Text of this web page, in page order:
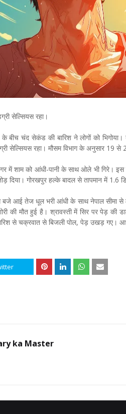
सेल्सियस रहा।
बीच चंद सेकंड की बारिश ने लोगों को
सेल्सियस रहा। मौसम विभाग के अनुसार 19
में शाम को आंधी-पानी के साथ ओले भी गिरे। इस
दिया। गोरखपुर हल्के बादल से तापमान में 1.6
बजे आई तेज धूल भरी आंधी के साथ नेपाल सीमा से
की मौत हुई है। श्रावस्ती में सिर पर पेड़ की
से चक्रवात से बिजली पोल, पेड़ उखड़ गए।
ka Master